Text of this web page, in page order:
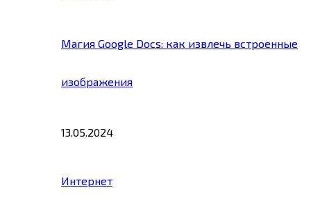
Магия Google Docs: как извлечь встроенные
изображения
13.05.2024
Интернет